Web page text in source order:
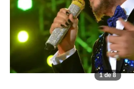
1 de 8